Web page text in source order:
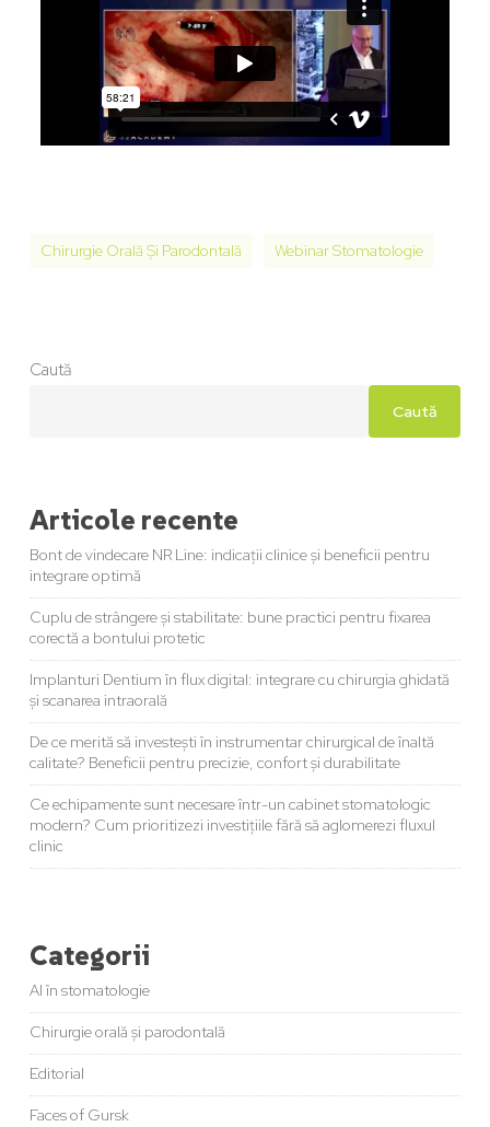
Chirurgie Orală Și Parodontală Webinar Stomatologie
Caută
Caută
Articole recente
Bont de vindecare NR Line: indicații clinice și beneficii pentru
integrare optimă
Cuplu de strângere și stabilitate: bune practici pentru fixarea
corectă a bontului protetic
Implanturi Dentium în flux digital: integrare cu chirurgia ghidată
și scanarea intraorală
De ce merită să investești în instrumentar chirurgical de înaltă
calitate? Beneficii pentru precizie, confort și durabilitate
Ce echipamente sunt necesare într-un cabinet stomatologic
modern? Cum prioritizezi investițiile fără să aglomerezi fluxul
clinic
Categorii
AI în stomatologie
Chirurgie orală și parodontală
Editorial
Faces of Gursk